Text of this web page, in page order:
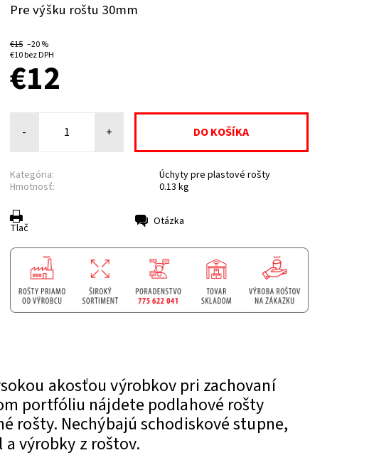
Pre výšku roštu 30mm
€15 –20 %
€10 bez DPH
€12
- +
Kategória:
Úchyty pre plastové rošty
Hmotnosť:
0.13 kg
Tlač Otázka
akosťou výrobkov pri zachovaní
portfóliu nájdete podlahové rošty
rošty. Nechýbajú schodiskové stupne,
výrobky z roštov.